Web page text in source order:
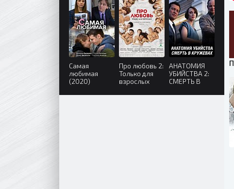
Самая
любимая
(2020)
Про любовь 2:
Только для
взрослых
АНАТОМИЯ
УБИЙСТВА 2:
СМЕРТЬ В
(2019)